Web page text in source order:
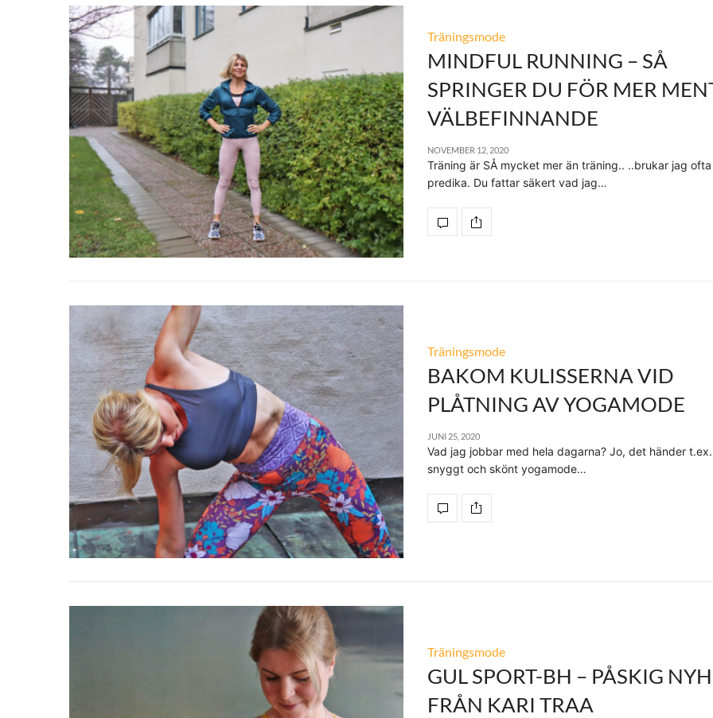
Träningsmode
MINDFUL RUNNING – SÅ
SPRINGER DU FÖR MER
VÄLBEFINNANDE
NOVEMBER 12, 2020
Träning är SÅ mycket mer än träning.. ..brukar jag ofta
predika. Du fattar säkert vad jag…
Träningsmode
BAKOM KULISSERNA VID
PLÅTNING AV YOGAMODE
JUNI 25, 2020
Vad jag jobbar med hela dagarna? Jo, det händer
snyggt och skönt yogamode…
Träningsmode
GUL SPORT-BH – PÅSKIG
FRÅN KARI TRAA